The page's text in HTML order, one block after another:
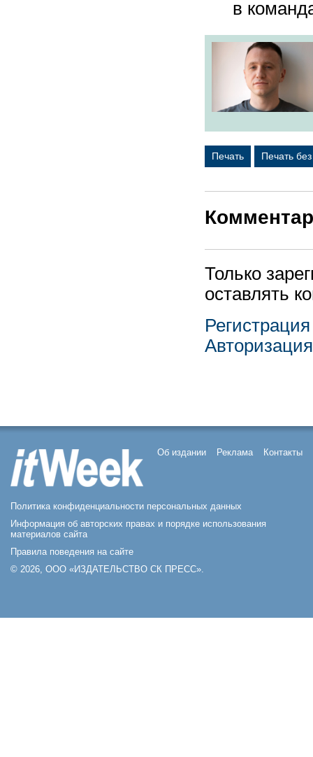
в
Печать Печать
Только
оставлять
Регистрация
Авторизация
Об издании Реклама Контакты
Политика конфиденциальности персональных данных
Информация об авторских правах и порядке использования
материалов сайта
Правила поведения на сайте
© 2026, ООО «ИЗДАТЕЛЬСТВО СК ПРЕСС».